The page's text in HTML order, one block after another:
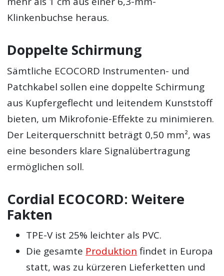
Klinkenbuchse heraus.
Doppelte Schirmung
Sämtliche ECOCORD Instrumenten- und
Patchkabel sollen eine doppelte Schirmung
aus Kupfergeflecht und leitendem Kunststoff
bieten, um Mikrofonie-Effekte zu minimieren.
Der Leiterquerschnitt beträgt 0,50 mm², was
eine besonders klare Signalübertragung
ermöglichen soll.
Cordial ECOCORD: Weitere
Fakten
TPE-V ist 25% leichter als PVC.
Die gesamte Produktion findet in Europa
statt, was zu kürzeren Lieferketten und